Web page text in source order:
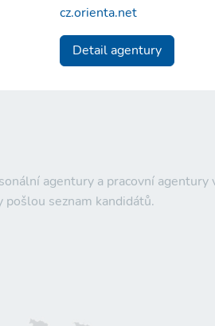
agentury a pracovní
pošlou seznam kandidátů.
cz.orienta.net
Detail agentury